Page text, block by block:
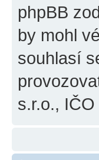
phpBB
by mohl
souhlasí
s.r.o.,